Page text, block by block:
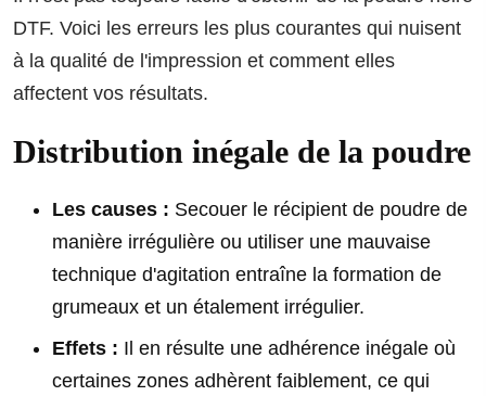
DTF. Voici les erreurs les plus courantes qui nuisent
à la qualité de l'impression et comment elles
affectent vos résultats.
Distribution inégale de la poudre
Les causes : Secouer le récipient de poudre de
manière irrégulière ou utiliser une mauvaise
technique d'agitation entraîne la formation de
grumeaux et un étalement irrégulier.
Effets : Il en résulte une adhérence inégale où
certaines zones adhèrent faiblement, ce qui